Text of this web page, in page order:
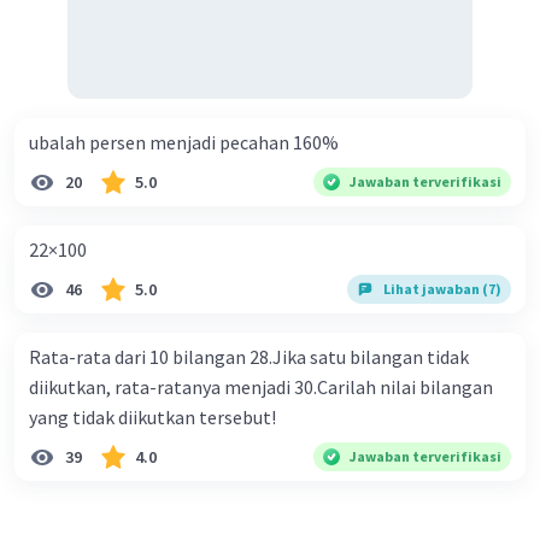
ubalah persen menjadi pecahan 160%
20 5.0 Jawaban terverifikasi
22×100
46 5.0 Lihat jawaban (7)
Rata-rata dari 10 bilangan 28.Jika satu bilangan tidak
diikutkan, rata-ratanya menjadi 30.Carilah nilai bilangan
yang tidak diikutkan tersebut!
39 4.0 Jawaban terverifikasi